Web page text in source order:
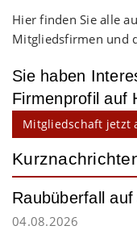
Hier finden Sie alle
Mitgliedsfirmen und
Sie haben
Firmenprofil auf
Mitgliedschaft jetzt
Raubüberfall
04.08.2026